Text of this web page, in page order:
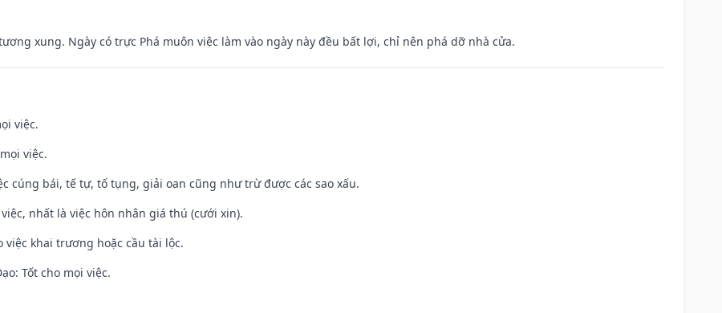
xung. Ngày có trực Phá muôn việc làm vào ngày này đều bất lợi, chỉ nên phá dỡ nhà cửa.
việc.
việc.
cúng bái, tế tự, tố tụng, giải oan cũng như trừ được các sao xấu.
nhất là việc hôn nhân giá thú (cưới xin).
việc khai trương hoặc cầu tài lộc.
Tốt cho mọi việc.